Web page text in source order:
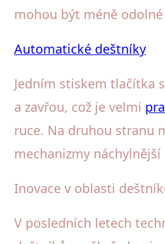
mohou být méně
Automatické deštníky
Jedním stiskem tlačítka
a zavřou, což je velmi
ruce. Na druhou stranu
mechanizmy
Inovace v oblasti
V posledních letech